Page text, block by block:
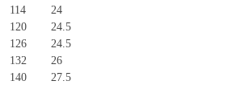
114
24
120
24.5
126
24.5
132
26
140 27.5